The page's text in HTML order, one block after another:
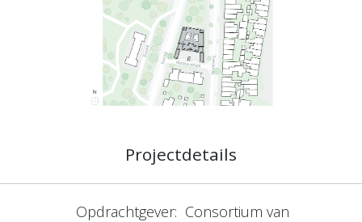
Projectdetails
Opdrachtgever: Consortium van